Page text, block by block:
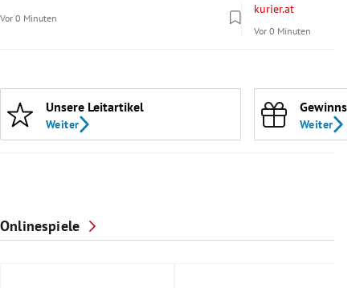
Vor 0 Minuten
kurier.at
Vor 0 Minuten
Unsere Leitartikel
Weiter Weiter
Onlinespiele